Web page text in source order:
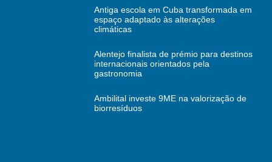
Antiga escola em Cuba transformada em
espaço adaptado às alterações
climáticas
Alentejo finalista de prémio para destinos
internacionais orientados pela
gastronomia
Ambilital investe 9ME na valorização de
biorresíduos